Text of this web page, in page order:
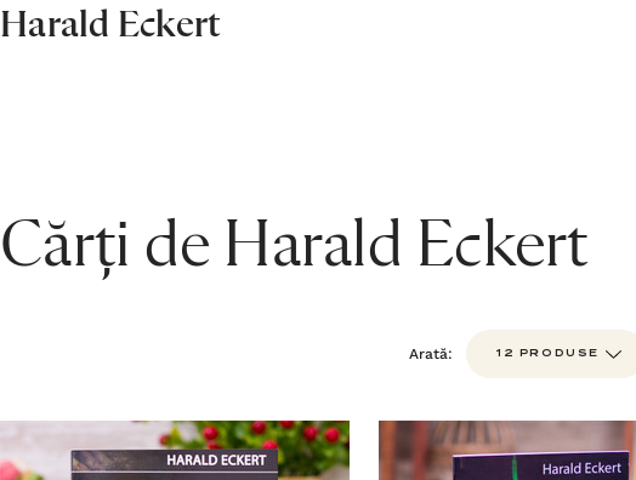
Harald Eckert
Cărți de Harald Eckert
Arată: